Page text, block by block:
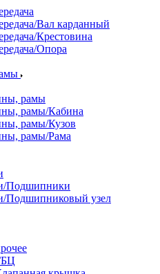
Вал карданный
Крестовина
Опора
рамы
рамы/Кабина
рамы/Кузов
рамы/Рама
Подшипники
Подшипниковый узел